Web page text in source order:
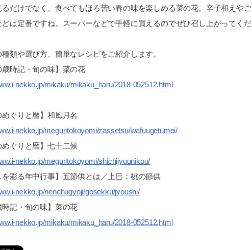
るだけでなく、食べてもほろ苦い春の味を楽しめる菜の花。辛子和えやご
どは定番ですね。スーパーなどで手軽に買えるのでぜひ召し上がってくだ
類や選び方、簡単なレシピをご紹介します。
時記・旬の味】菜の花
nekko.jp/mikaku/mikaku_haru/2018-052512.html
めぐりと暦】和風月名
nekko.jp/meguritokoyomi/zassetsu/wafuugetumei/
めぐりと暦】七十二候
nekko.jp/meguritokoyomi/shichijyuunikou/
を彩る年中行事】五節供とは／上巳：桃の節供
nekko.jp/nenchugyoji/gosekku/jyoushi/
時記・旬の味】菜の花
nekko.jp/mikaku/mikaku_haru/2018-052512.html